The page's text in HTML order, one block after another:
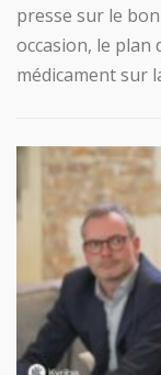
presse sur le
occasion, le plan
médicament sur